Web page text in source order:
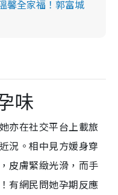
馨全家福！郭富城
味
亦在社交平台上載旅
況。相中見方媛身穿
皮膚緊緻光滑，而手
有網民問她孕期反應